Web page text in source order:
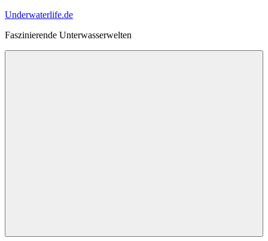
Zum
springen
Underwaterlife.de
Faszinierende Unterwasserwelten